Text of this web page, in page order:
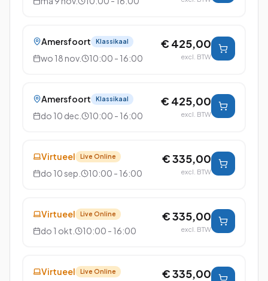
Amersfoort Klassikaal
wo 18 nov. 10:00 - 16:00
€ 425,00
excl. BTW
Amersfoort Klassikaal
do 10 dec. 10:00 - 16:00
€ 425,00
excl. BTW
Virtueel Live Online
do 10 sep. 10:00 - 16:00
€ 335,00
excl. BTW
Virtueel Live Online
do 1 okt. 10:00 - 16:00
€ 335,00
excl. BTW
Virtueel Live Online € 335,00